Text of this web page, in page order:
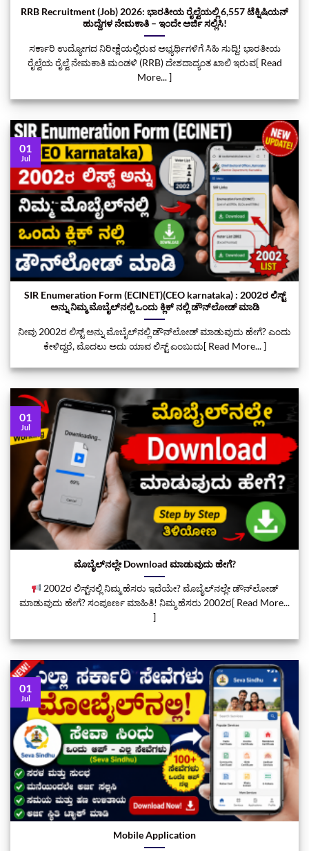
RRB Recruitment (Job) 2026: ಭಾರತೀಯ ರೈಲ್ವೆಯಲ್ಲಿ 6,557 ಟೆಕ್ನಿಷಿಯನ್
ಹುದ್ದೆಗಳ ನೇಮಕಾತಿ – ಇಂದೇ ಅರ್ಜಿ ಸಲ್ಲಿಸಿ!
ಸರ್ಕಾರಿ ಉದ್ಯೋಗದ ನಿರೀಕ್ಷೆಯಲ್ಲಿರುವ ಅಭ್ಯರ್ಥಿಗಳಿಗೆ ಸಿಹಿ ಸುದ್ದಿ! ಭಾರತೀಯ
ರೈಲ್ವೆಯ ರೈಲ್ವೆ ನೇಮಕಾತಿ ಮಂಡಳಿ (RRB) ದೇಶದಾದ್ಯಂತ ಖಾಲಿ ಇರುವ[ Read
More... ]
SIR Enumeration Form (ECINET)(CEO karnataka) : 2002ರ ಲಿಸ್ಟ್‌
ಅನ್ನು ನಿಮ್ಮ ಮೊಬೈಲ್‌ನಲ್ಲಿ ಒಂದು ಕ್ಲಿಕ್‌ ನಲ್ಲಿ ಡೌನ್‌ಲೋಡ್ ಮಾಡಿ
ನೀವು 2002ರ ಲಿಸ್ಟ್‌ ಅನ್ನು ಮೊಬೈಲ್‌ನಲ್ಲಿ ಡೌನ್‌ಲೋಡ್ ಮಾಡುವುದು ಹೇಗೆ? ಎಂದು
ಕೇಳಿದ್ದರೆ, ಮೊದಲು ಅದು ಯಾವ ಲಿಸ್ಟ್ ಎಂಬುದು[ Read More... ]
01
Jul
ಮೊಬೈಲ್‌ನಲ್ಲೇ Download ಮಾಡುವುದು ಹೇಗೆ?
2002ರ ಲಿಸ್ಟ್‌ನಲ್ಲಿ ನಿಮ್ಮ ಹೆಸರು ಇದೆಯೇ? ಮೊಬೈಲ್‌ನಲ್ಲೇ ಡೌನ್‌ಲೋಡ್
ಮಾಡುವುದು ಹೇಗೆ? ಸಂಪೂರ್ಣ ಮಾಹಿತಿ! ನಿಮ್ಮ ಹೆಸರು 2002ರ[ Read More...
]
01
Jul
Mobile Application
01
Jul